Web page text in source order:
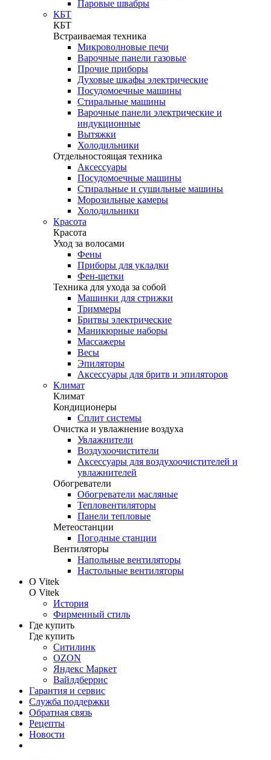
Паровые швабры
КБТ
КБТ
Встраиваемая техника
Микроволновые печи
Варочные панели газовые
Прочие приборы
Духовые шкафы электрические
Посудомоечные машины
Стиральные машины
Варочные панели электрические и
индукционные
Вытяжки
Холодильники
Отдельностоящая техника
Аксессуары
Посудомоечные машины
Стиральные и сушильные машины
Морозильные камеры
Холодильники
Красота
Красота
Уход за волосами
Фены
Приборы для укладки
Фен-щетки
Техника для ухода за собой
Машинки для стрижки
Триммеры
Бритвы электрические
Маникюрные наборы
Массажеры
Весы
Эпиляторы
Аксессуары для бритв и эпиляторов
Климат
Климат
Кондиционеры
Сплит системы
Очистка и увлажнение воздуха
Увлажнители
Воздухоочистители
Аксессуары для воздухоочистителей и
увлажнителей
Обогреватели
Обогреватели масляные
Тепловентиляторы
Панели тепловые
Метеостанции
Погодные станции
Вентиляторы
Напольные вентиляторы
Настольные вентиляторы
О Vitek
О Vitek
История
Фирменный стиль
Где купить
Где купить
Ситилинк
OZON
Яндекс Маркет
Вайлдберрис
Гарантия и сервис
Служба поддержки
Обратная связь
Рецепты
Новости